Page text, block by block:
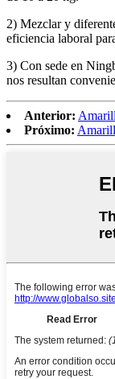
2) Mezclar y
eficiencia laboral
3) Con sede en
nos resultan
Anterior:
Próximo: